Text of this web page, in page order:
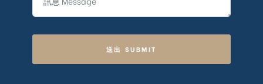
送出 SUBMIT